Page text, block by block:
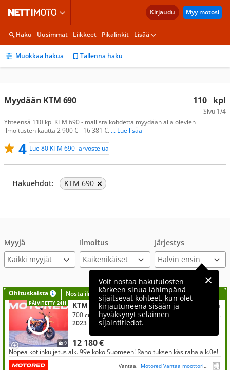
Kirjaudu Myy motosi
Haku Uusimmat Liikkeet Pikalinkit Lisää
Muokkaa hakua Tallenna haku
110 kpl
Sivu 1/4
Myydään KTM 690
Yhteensä 110 kpl KTM 690 - mallista kohdetta myydään alla olevien
ilmoitusten kautta 2 900 € - 16 381 €. ... Lue lisää
4 Lue 80 KTM 690 -arvostelua
Hakuehdot: KTM 690
Myyjä
Kaikki myyjät
Ilmoitus Järjestys
Voit nostaa hakutulosten
kärkeen sinua lähimpänä
sijaitsevat kohteet, kun olet
kirjautuneena sisään ja
hyväksynyt selaimen
sijaintitiedot.
Ohituskaista Nosta ilmoituksesi tähän?
PÄIVITETTY 24H
9
KTM 690
12 180 €
700 cm³, SMC-R // Remus / Shifter / TC / ABS / Map selector / Suomi-pyörä //
2023
● 2 tkm ● Takaveto
Nopea kotiinkuljetus alk. 99e koko Suomeen! Rahoituksen käsiraha alk.0e!
Vantaa, Motored Vantaa moottoripyörät